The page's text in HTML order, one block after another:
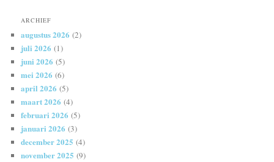
ARCHIEF
augustus 2026 (2)
juli 2026 (1)
juni 2026 (5)
mei 2026 (6)
april 2026 (5)
maart 2026 (4)
februari 2026 (5)
januari 2026 (3)
december 2025 (4)
november 2025 (9)